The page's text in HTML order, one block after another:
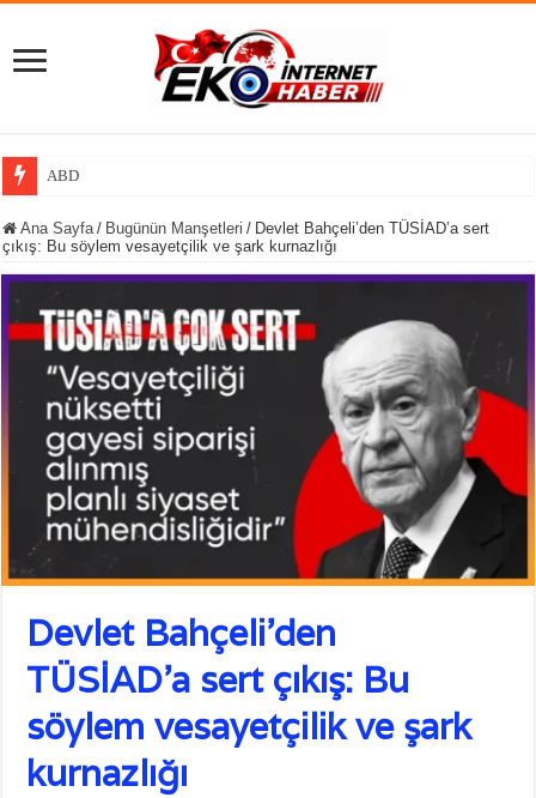
ABD’nin füze kalkanında krit
Ana Sayfa / Bugünün Manşetleri / Devlet Bahçeli’den TÜSİAD’a sert
çıkış: Bu söylem vesayetçilik ve şark kurnazlığı
Devlet Bahçeli’den
TÜSİAD’a sert çıkış: Bu
söylem vesayetçilik ve şark
kurnazlığı